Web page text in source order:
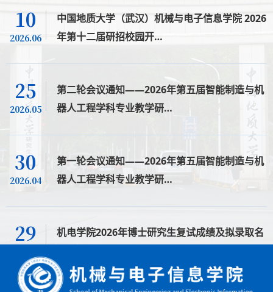
10
2026.06
中国地质大学（武汉）机械与电子信息学院 2026
年第十二届研招校园开…
25
2026.05
第二轮会议通知——2026年第五届智能制造与机
器人工程学科专业教学研…
30
2026.04
第一轮会议通知——2026年第五届智能制造与机
器人工程学科专业教学研…
29
机电学院2026年博士研究生复试成绩及拟录取名